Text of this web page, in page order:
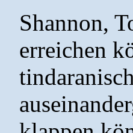
Shannon,
erreichen